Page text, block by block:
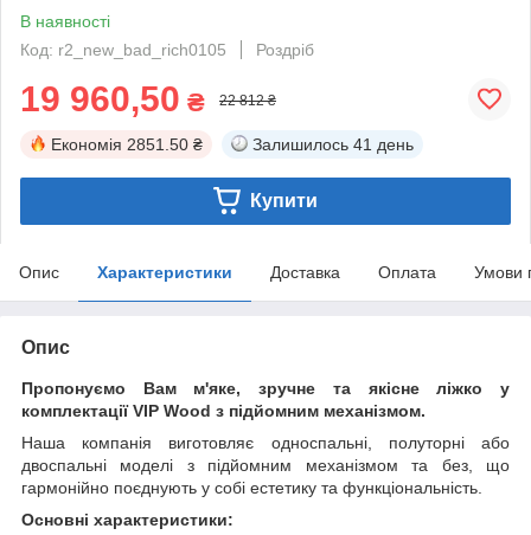
В наявності
Код: r2_new_bad_rich0105
Роздріб
19 960,50 ₴ 22 812 ₴
Економія 2851.50 ₴ Залишилось 41 день
Купити
Опис Характеристики Доставка Оплата Умови
Опис
Пропонуємо Вам м'яке, зручне та якiсне ліжко у
комплектації VIP Wood з підйомним механізмом.
Наша компанія виготовляє односпальні, полуторні або
двоспальні моделі з підйомним механізмом та без, що
гармонійно поєднують у собі естетику та функціональність.
Основні характеристики: